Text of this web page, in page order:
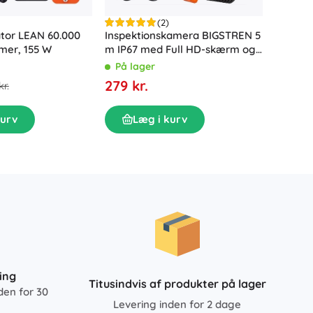
LEAN 60.000
155 W
(2)
Inspektionskamera BIGSTREN 5
m IP67 med Full HD-skærm og
8 LED
På lager
279 kr.
Læg i kurv
for 30
Titusindvis af produkter på lager
Levering inden for 2 dage